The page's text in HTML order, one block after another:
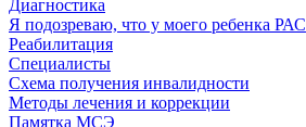
Диагностика
Я подозреваю, что у моего ребенка РАС
Реабилитация
Специалисты
Схема получения инвалидности
Методы лечения и коррекции
Памятка МСЭ